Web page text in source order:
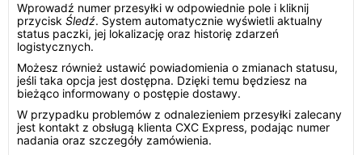
Wprowadź numer przesyłki w odpowiednie pole i kliknij
przycisk Śledź. System automatycznie wyświetli aktualny
status paczki, jej lokalizację oraz historię zdarzeń
logistycznych.
Możesz również ustawić powiadomienia o zmianach statusu,
jeśli taka opcja jest dostępna. Dzięki temu będziesz na
bieżąco informowany o postępie dostawy.
W przypadku problemów z odnalezieniem przesyłki zalecany
jest kontakt z obsługą klienta CXC Express, podając numer
nadania oraz szczegóły zamówienia.